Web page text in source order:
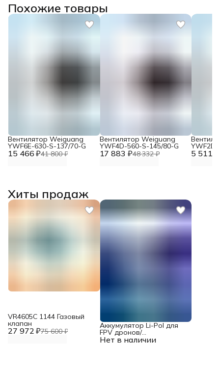
Похожие товары
15 466 ₽41 800 ₽
Вентилятор Weiguang
YWF6E-630-S-137/70-G
17 883 ₽48 332 ₽
Вентилятор Weiguang
YWF4D-560-S-145/80-G
5 511 ₽
230V
Хиты продаж
27 972 ₽75 600 ₽
VR4605С 1144 Газовый
клапан
Нет в наличии
Аккумулятор Li-Pol для
FPV дронов/
квадрокоптеров 23,1 В,